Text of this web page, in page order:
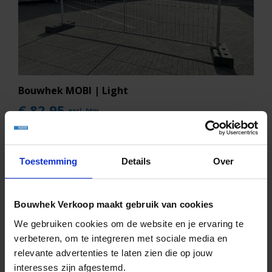
Toestemming Details Over
Bouwhek Verkoop maakt gebruik van cookies
We gebruiken cookies om de website en je ervaring te
verbeteren, om te integreren met sociale media en
relevante advertenties te laten zien die op jouw
interesses zijn afgestemd.
jouw hekwerk altijd stevig, onder alle
omstandigheden.
Bouwhek MOBI | Light
€ 82,95 excl. btw
€ 92,95
Sterk naverzinkt staal